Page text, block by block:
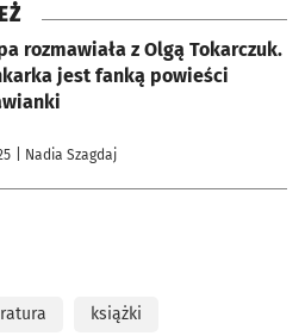
rozmawiała z Olgą Tokarczuk.
jest fanką powieści
| Nadia Szagdaj
książki